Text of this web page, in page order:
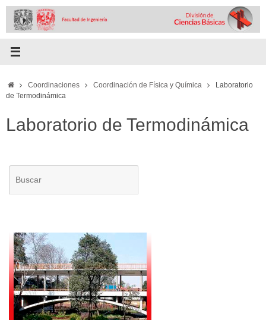
Skip
content
HomeCoordinaciones Coordinación de Física y Química
Laboratorio
de Termodinámica
Laboratorio de Termodinámica
para: